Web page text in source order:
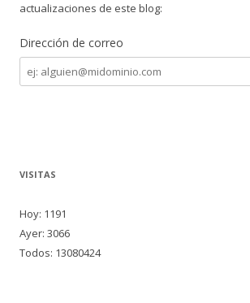
actualizaciones de este blog:
Dirección de correo
Dirección
de
correo
VISITAS
Hoy: 1191
Ayer: 3066
Todos: 13080424